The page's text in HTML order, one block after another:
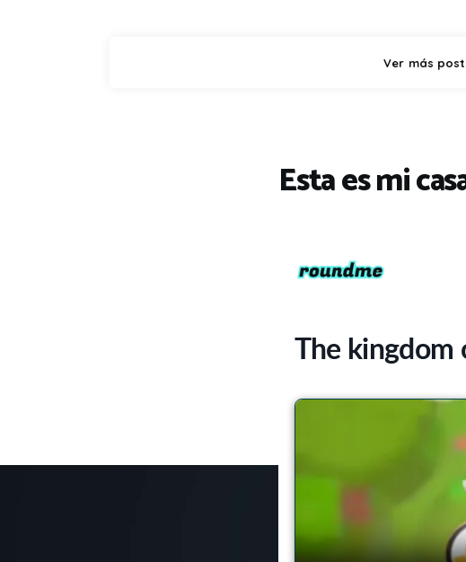
Ver más post
Esta es mi